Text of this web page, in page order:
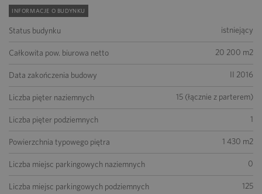
INFORMACJE O BUDYNKU
Status budynku istniejący
Całkowita pow. biurowa netto 20 200 m2
Data zakończenia budowy II 2016
Liczba pięter naziemnych 15 (łącznie z parterem)
Liczba pięter podziemnych 1
Powierzchnia typowego piętra 1 430 m2
Liczba miejsc parkingowych naziemnych 0
Liczba miejsc parkingowych podziemnych 125